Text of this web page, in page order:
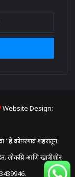
Website Design:
' हे कोपरगाव शहरातून
आणि खात्रीशीर